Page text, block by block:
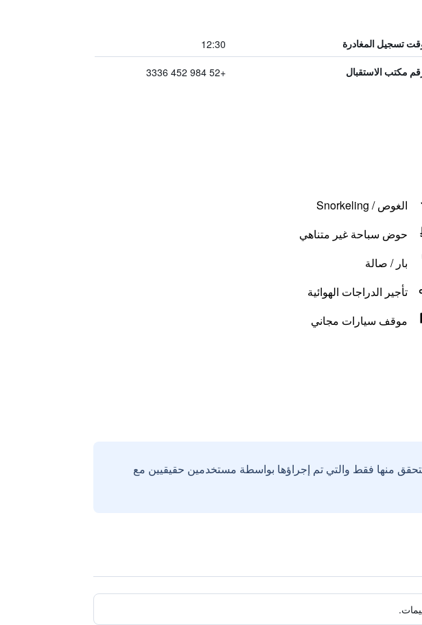
تسجيل المغادرة 12:30
مكتب الاستقبال +52 984 452 3336
الغوص / Snorkeling
حوض سباحة غير متناهي
بار / صالة
تأجير الدراجات الهوائية
موقف سيارات مجاني
منها فقط والتي تم إجراؤها بواسطة مستخدمين حقيقيين مع